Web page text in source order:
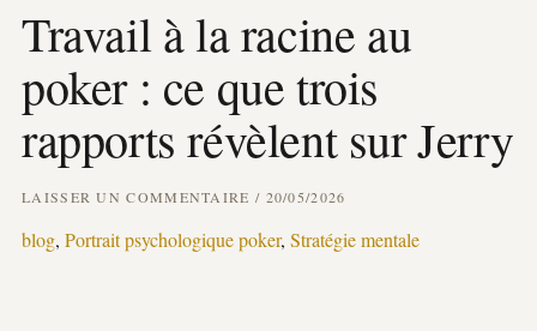
Trois parcours de coaching poker à distance : Transformation, Plus,
Mental pokerLecture cartomancie pokerTravail à la racine
Travail à la racine au
poker : ce que trois
rapports révèlent sur Jerry
LAISSER UN COMMENTAIRE / 20/05/2026
blog, Portrait psychologique poker, Stratégie mentale